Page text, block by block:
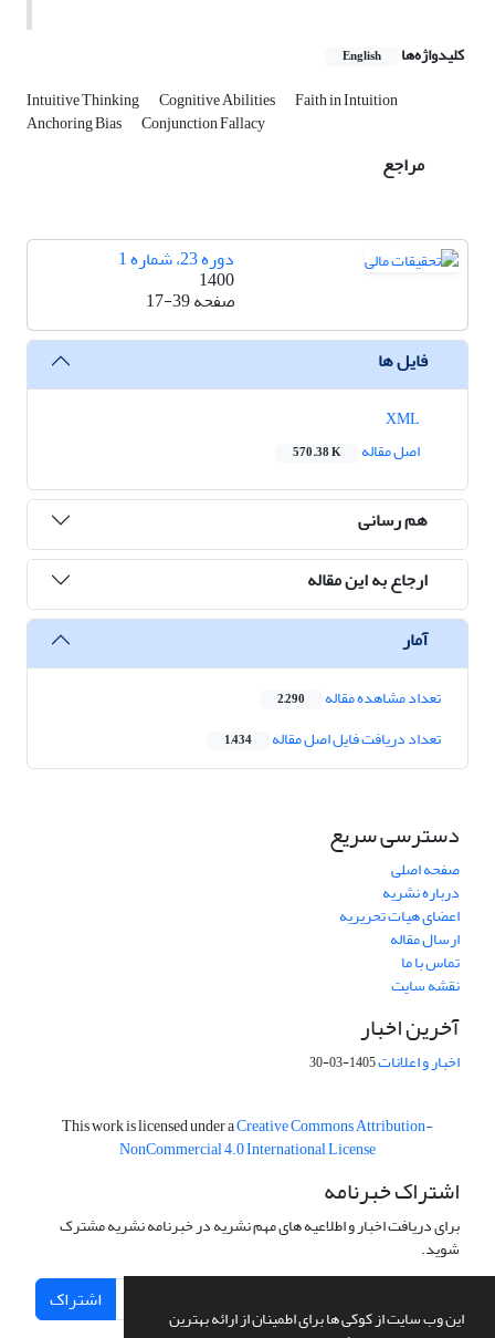
این وب سایت از کوکی ها برای اطمینان از ارائه بهترین
کلیدواژه‌ها English
Intuitive Thinking Cognitive Abilities Faith in Intuition
Anchoring Bias Conjunction Fallacy
مراجع
دوره 23، شماره 1
1400
صفحه17-39
فایل ها
اصل مقاله
570.38 K
هم رسانی
ارجاع به این مقاله
آمار
تعداد مشاهده مقاله 2,290
تعداد دریافت فایل اصل مقاله 1,434
دسترسی سریع
صفحه اصلی
درباره نشریه
اعضای هیات تحریریه
ارسال مقاله
تماس با ما
نقشه سایت
آخرین اخبار
اخبار و اعلانات1405-03-30
This work is licensed under aCreative Commons Attribution-
NonCommercial 4.0 International License
اشتراک خبرنامه
برای دریافت اخبار و اطلاعیه های مهم نشریه در خبرنامه نشریه مشترک
شوید.
اشتراک